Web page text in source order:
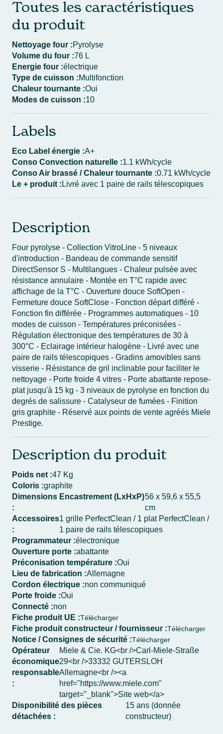
Toutes les caractéristiques
du produit
Nettoyage four :Pyrolyse
Volume du four :76 L
Energie four :électrique
Type de cuisson :Multifonction
Chaleur tournante :Oui
Modes de cuisson :10
Labels
Eco Label énergie :A+
Conso Convection naturelle :1.1 kWh/cycle
Conso Air brassé / Chaleur tournante :0.71 kWh/cycle
Le + produit : Livré avec 1 paire de rails télescopiques
Description
Four pyrolyse - Collection VitroLine - 5 niveaux
d'introduction - Bandeau de commande sensitif
DirectSensor S - Multilangues - Chaleur pulsée avec
résistance annulaire - Montée en T°C rapide avec
affichage de la T°C - Ouverture douce SoftOpen -
Fermeture douce SoftClose - Fonction départ différé -
Fonction fin différée - Programmes automatiques - 10
modes de cuisson - Températures préconisées -
Régulation électronique des températures de 30 à
300°C - Eclairage intérieur halogène - Livré avec une
paire de rails télescopiques - Gradins amovibles sans
visserie - Résistance de gril inclinable pour faciliter le
nettoyage - Porte froide 4 vitres - Porte abattante repose-
plat jusqu'à 15 kg - 3 niveaux de pyrolyse en fonction du
degrés de salissure - Catalyseur de fumées - Finition
gris graphite - Réservé aux points de vente agréés Miele
Prestige.
Description du produit
Poids net :47 Kg
Coloris :graphite
Dimensions Encastrement (LxHxP)
:
56 x 59,6 x 55,5
cm
Accessoires
:
1 grille PerfectClean / 1 plat PerfectClean /
1 paire de rails télescopiques
Programmateur :électronique
Ouverture porte :abattante
Préconisation température :Oui
Lieu de fabrication :Allemagne
Cordon électrique :non communiqué
Porte froide :Oui
Connecté :non
Fiche produit UE :Télécharger
Fiche produit constructeur / fournisseur :Télécharger
Notice / Consignes de sécurité :Télécharger
Opérateur
économique
responsable
:
Miele & Cie. KG<br />Carl-Miele-Straße
29<br />33332 GUTERSLOH
Allemagne<br /><a
href="https://www.miele.com"
target="_blank">Site web</a>
Disponibilité des pièces
détachées :
15 ans (donnée
constructeur)